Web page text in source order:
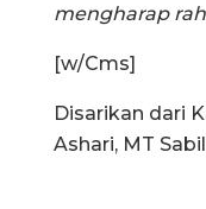
mengharap
[w/Cms]
Disarikan dari
Ashari, MT